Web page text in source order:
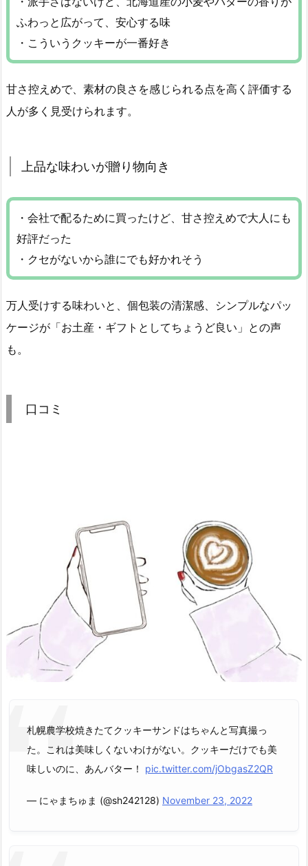
ふわっと広がって、安心する味
・こういうクッキーが一番好き
甘さ控えめで、素材の良さを感じられる点を高く評価する
人が多く見受けられます。
上品な味わいが贈り物向き
・会社で配るために買ったけど、甘さ控えめで大人にも
好評だった
・クセがないから誰にでも好かれそう
万人受けする味わいと、個包装の清潔感、シンプルなパッ
ケージが「お土産・ギフトとしてちょうど良い」との声
も。
口コミ
札幌農学校焼きたてクッキーサンドはちゃんと写真撮っ
た。これは美味しくないわけがない。クッキーだけでも美
味しいのに、あんバター！ pic.twitter.com/jObgasZ2QR
— にゃまちゅま (@sh242128) November 23, 2022